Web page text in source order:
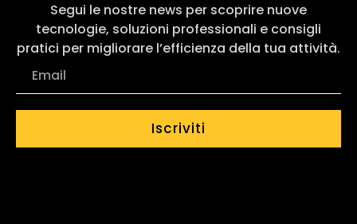
Segui le nostre news per scoprire nuove
tecnologie, soluzioni professionali e consigli
pratici per migliorare l’efficienza della tua attività.
Iscriviti